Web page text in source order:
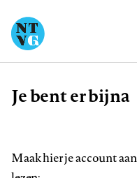
Kruimelpad
Je bent er bijna
Maak hier je account